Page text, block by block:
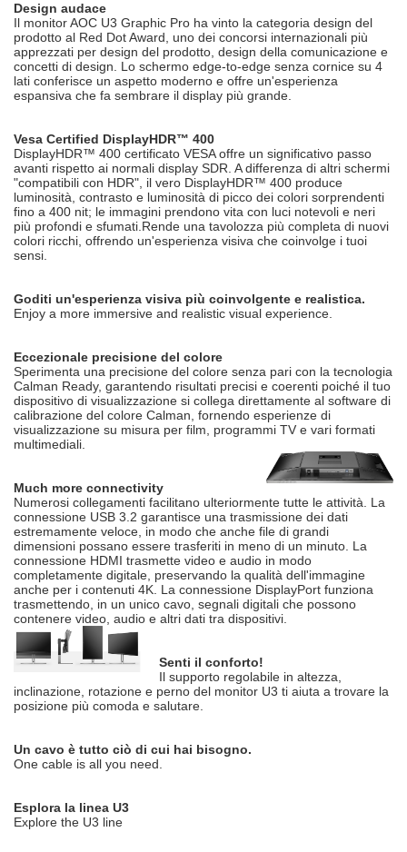
Design audace
Il monitor AOC U3 Graphic Pro ha vinto la categoria design del
prodotto al Red Dot Award, uno dei concorsi internazionali più
apprezzati per design del prodotto, design della comunicazione e
concetti di design. Lo schermo edge-to-edge senza cornice su 4
lati conferisce un aspetto moderno e offre un'esperienza
espansiva che fa sembrare il display più grande.
Vesa Certified DisplayHDR™ 400
DisplayHDR™ 400 certificato VESA offre un significativo passo
avanti rispetto ai normali display SDR. A differenza di altri schermi
"compatibili con HDR", il vero DisplayHDR™ 400 produce
luminosità, contrasto e luminosità di picco dei colori sorprendenti
fino a 400 nit; le immagini prendono vita con luci notevoli e neri
più profondi e sfumati.Rende una tavolozza più completa di nuovi
colori ricchi, offrendo un'esperienza visiva che coinvolge i tuoi
sensi.
Goditi un'esperienza visiva più coinvolgente e realistica.
Enjoy a more immersive and realistic visual experience.
Eccezionale precisione del colore
Sperimenta una precisione del colore senza pari con la tecnologia
Calman Ready, garantendo risultati precisi e coerenti poiché il tuo
dispositivo di visualizzazione si collega direttamente al software di
calibrazione del colore Calman, fornendo esperienze di
visualizzazione su misura per film, programmi TV e vari formati
multimediali.
Much more connectivity
Numerosi collegamenti facilitano ulteriormente tutte le attività. La
connessione USB 3.2 garantisce una trasmissione dei dati
estremamente veloce, in modo che anche file di grandi
dimensioni possano essere trasferiti in meno di un minuto. La
connessione HDMI trasmette video e audio in modo
completamente digitale, preservando la qualità dell'immagine
anche per i contenuti 4K. La connessione DisplayPort funziona
trasmettendo, in un unico cavo, segnali digitali che possono
contenere video, audio e altri dati tra dispositivi.
Senti il ​​conforto!
Il supporto regolabile in altezza,
inclinazione, rotazione e perno del monitor U3 ti aiuta a trovare la
posizione più comoda e salutare.
Un cavo è tutto ciò di cui hai bisogno.
One cable is all you need.
Esplora la linea U3
Explore the U3 line